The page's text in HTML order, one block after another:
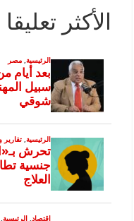
الأكثر تعليقا